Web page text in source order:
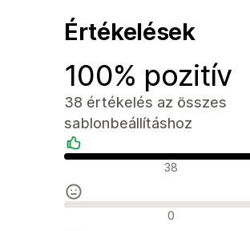
Értékelések
100% pozitív
38 értékelés az összes
sablonbeállításhoz
Pozitív értékelések
38
Semleges értékelések
0